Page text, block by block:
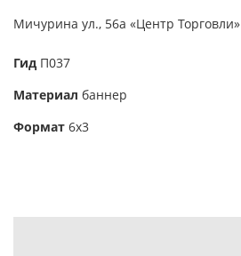
Мичурина ул., 56а «Центр Торговли»
Гид П037
Материал баннер
Формат 6х3